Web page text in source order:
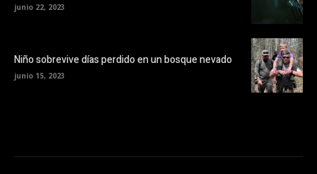
junio 22, 2023
Niño sobrevive días perdido en un bosque nevado
junio 15, 2023